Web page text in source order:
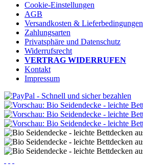
Cookie-Einstellungen
AGB
Versandkosten & Lieferbedingungen
Zahlungsarten
Privatsphäre und Datenschutz
Widerrufsrecht
VERTRAG WIDERRUFEN
Kontakt
Impressum